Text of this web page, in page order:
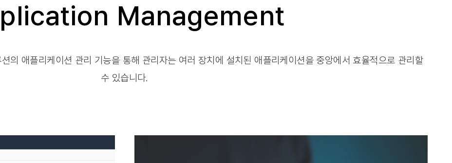
Management
플리케이션 관리 기능을 통해 관리자는 여러 장치에 설치된 애플리케이션을 중앙에서 효율적으로 관리할
수 있습니다.